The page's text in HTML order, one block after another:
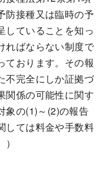
防接種又は臨時の予
していることを知っ
ればならない制度で
ております。その報
不完全にしか証拠づ
関係の可能性に関す
象の(1)～(2)の報告
しては料金や手数料